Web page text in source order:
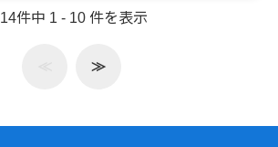
14件中 1 - 10 件を表示
≫